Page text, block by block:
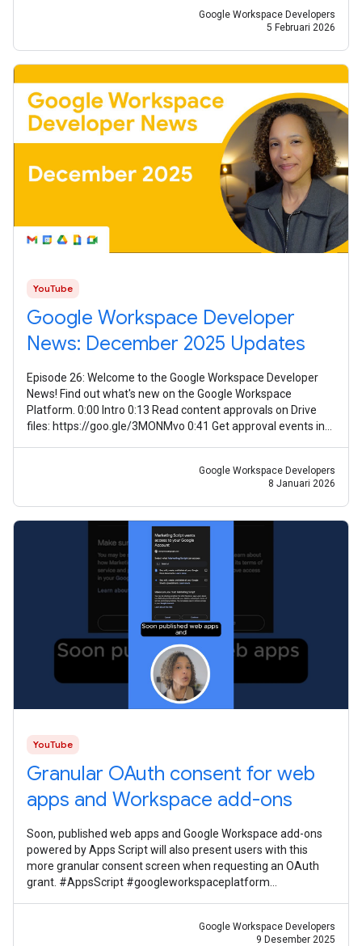
Google Workspace Developers
5 Februari 2026
YouTube
Google Workspace Developer
News: December 2025 Updates
Episode 26: Welcome to the Google Workspace Developer
News! Find out what's new on the Google Workspace
Platform. 0:00 Intro 0:13 Read content approvals on Drive
files: https://goo.gle/3MONMvo 0:41 Get approval events in
Google Workspace Developers
8 Januari 2026
YouTube
Granular OAuth consent for web
apps and Workspace add-ons
Soon, published web apps and Google Workspace add-ons
powered by Apps Script will also present users with this
more granular consent screen when requesting an OAuth
grant. #AppsScript #googleworkspaceplatform
Google Workspace Developers
9 Desember 2025